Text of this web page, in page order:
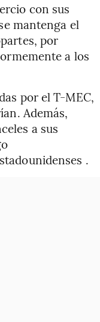
con sus
mantenga el
por
a los
por el T-MEC,
Además,
a sus
.